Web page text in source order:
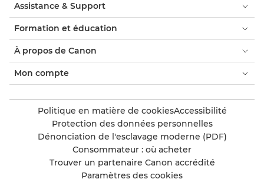
Assistance & Support
Formation et éducation
À propos de Canon
Mon compte
Politique en matière de cookiesAccessibilité
Protection des données personnelles
Dénonciation de l'esclavage moderne (PDF)
Consommateur : où acheter
Trouver un partenaire Canon accrédité
Paramètres des cookies